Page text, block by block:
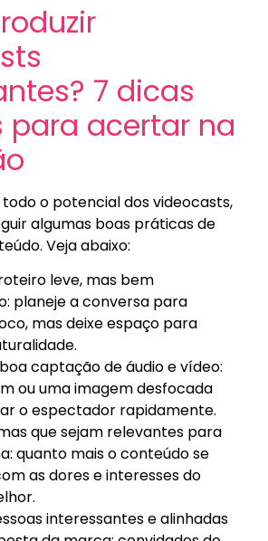
7 dicas
para acertar na
o potencial dos videocasts,
algumas boas práticas de
Veja abaixo:
leve, mas bem
planeje a conversa para
mas deixe espaço para
captação de áudio e vídeo:
ou uma imagem desfocada
o espectador rapidamente.
que sejam relevantes para
quanto mais o conteúdo se
as dores e interesses do
interessantes e alinhadas